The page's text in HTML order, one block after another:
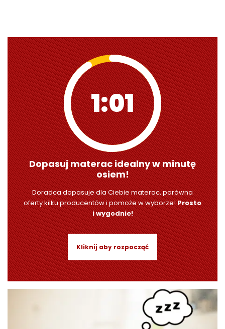
1:00
Dopasuj materac idealny w minutę
osiem!
Doradca dopasuje dla Ciebie materac, porówna
oferty kilku producentów i pomoże w wyborze!Prosto
i wygodnie!
Kliknij aby rozpocząć